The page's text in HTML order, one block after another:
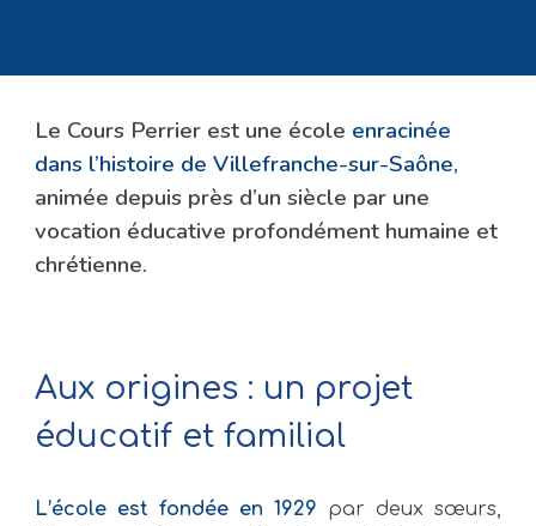
Le Cours Perrier est une école enracinée
dans l’histoire de Villefranche-sur-Saône,
animée depuis près d’un siècle par une
vocation éducative profondément humaine et
chrétienne.
Aux origines : un projet
éducatif etfamilial
L’école est fondée en 1929 par deux sœurs,